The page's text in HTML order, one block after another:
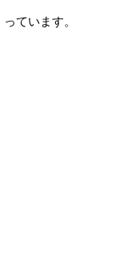
ています。